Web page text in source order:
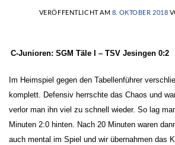
VERÖFFENTLICHT AM 8. OKTOBER 2018
C-Junioren: SGM Täle I – TSV Jesingen 0:2
Im Heimspiel gegen den Tabellenführer
komplett. Defensiv herrschte das Chaos und
verlor man ihn viel zu schnell wieder. So lag
Minuten 2:0 hinten. Nach 20 Minuten waren
auch mental im Spiel und wir übernahmen das